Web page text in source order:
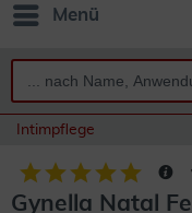
Menü
Intimpflege
Gynella Natal